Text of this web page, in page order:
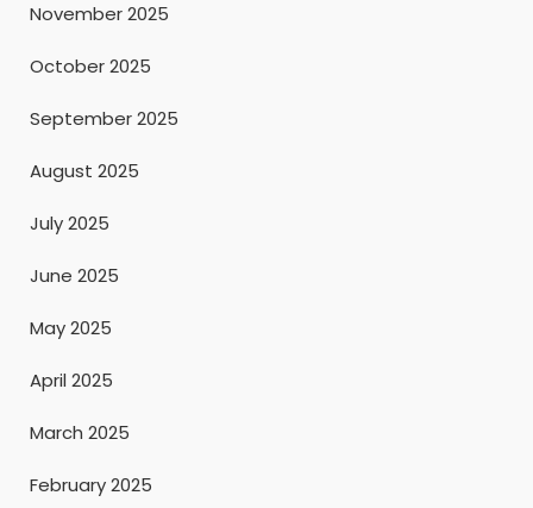
November 2025
October 2025
September 2025
August 2025
July 2025
June 2025
May 2025
April 2025
March 2025
February 2025